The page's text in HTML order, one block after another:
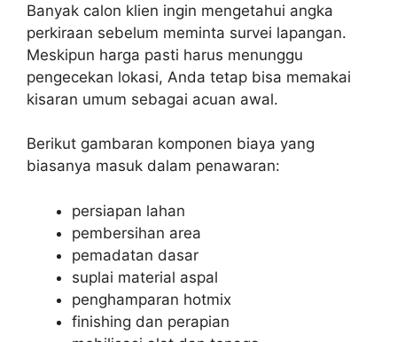
Banyak calon klien ingin mengetahui angka
perkiraan sebelum meminta survei lapangan.
Meskipun harga pasti harus menunggu
pengecekan lokasi, Anda tetap bisa memakai
kisaran umum sebagai acuan awal.
Berikut gambaran komponen biaya yang
biasanya masuk dalam penawaran:
persiapan lahan
pembersihan area
pemadatan dasar
suplai material aspal
penghamparan hotmix
finishing dan perapian